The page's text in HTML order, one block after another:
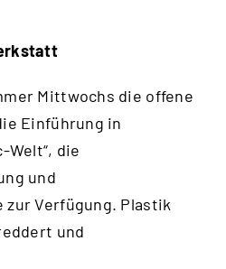
Mittwochs die offene
Einführung in
Welt“, die
und
Verfügung. Plastik
und